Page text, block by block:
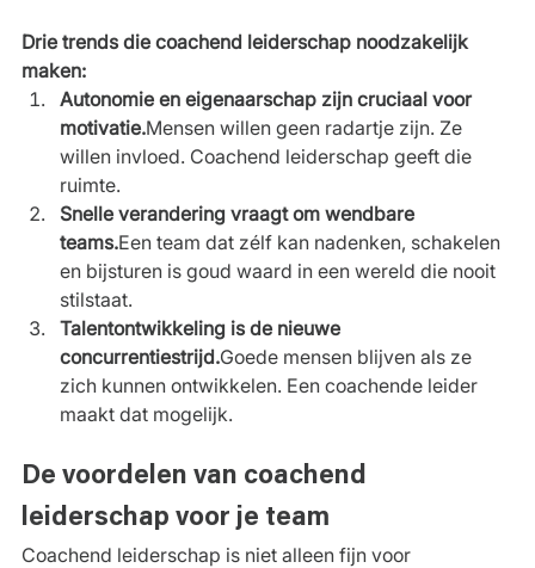
Drie trends die coachend leiderschap noodzakelijk
maken:
Autonomie en eigenaarschap zijn cruciaal voor
motivatie.Mensen willen geen radartje zijn. Ze
willen invloed. Coachend leiderschap geeft die
ruimte.
Snelle verandering vraagt om wendbare
teams.Een team dat zélf kan nadenken, schakelen
en bijsturen is goud waard in een wereld die nooit
stilstaat.
Talentontwikkeling is de nieuwe
concurrentiestrijd.Goede mensen blijven als ze
zich kunnen ontwikkelen. Een coachende leider
maakt dat mogelijk.
De voordelen van coachend
leiderschap voor je team
Coachend leiderschap is niet alleen fijn voor